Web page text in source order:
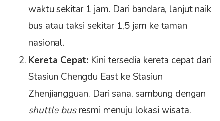
waktu sekitar 1 jam. Dari bandara, lanjut naik
bus atau taksi sekitar 1,5 jam ke taman
nasional.
Kereta Cepat: Kini tersedia kereta cepat dari
Stasiun Chengdu East ke Stasiun
Zhenjiangguan. Dari sana, sambung dengan
shuttle busresmi menuju lokasi wisata.